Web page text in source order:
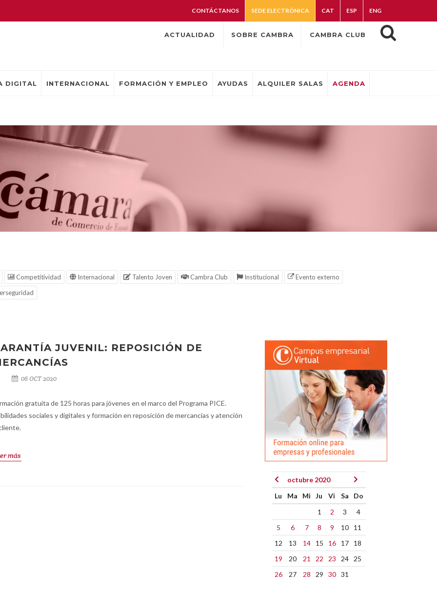
CONTÁCTANOS SEDE ELECTRÓNICA CAT ESP ENG
ACTUALIDAD SOBRE CAMBRA CAMBRA CLUB
DIGITAL INTERNACIONAL FORMACIÓN Y EMPLEO AYUDAS ALQUILER SALAS AGENDA
Competitividad Internacional Talento Joven Cambra Club Institucional
Evento externo
JUVENIL: REPOSICIÓN DE
06 OCT 2020
gratuita de 125 horas para jóvenes en el marco del Programa PICE.
sociales y digitales y formación en reposición de mercancías y atención
más
octubre 2020
Lu
Ma Mi Ju Vi Sa
Do
1
2 3
4
5
6 7 8 9 10
11
12
13 14 15 16 17
18
19
20 21 22 23 24
25
26
27 28 29 30 31